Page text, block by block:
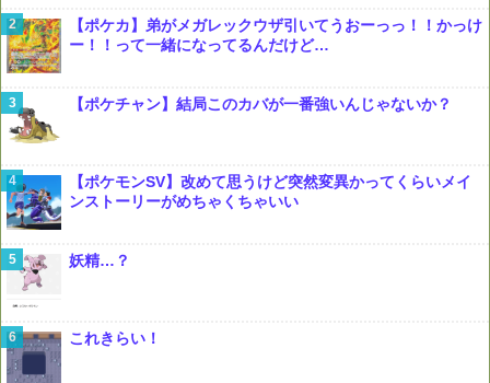
【ポケカ】弟がメガレックウザ引いてうおーっっ！！かっけ
ー！！って一緒になってるんだけど…
【ポケチャン】結局このカバが一番強いんじゃないか？
【ポケモンSV】改めて思うけど突然変異かってくらいメイ
ンストーリーがめちゃくちゃいい
妖精…？
これきらい！